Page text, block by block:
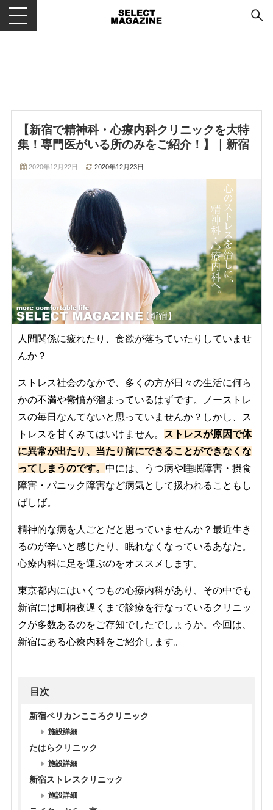
メニューを開閉する
【新宿で精神科・心療内科クリニックを大特
集！専門医がいる所のみをご紹介！】｜新宿
2020年12月22日 2020年12月23日
人間関係に疲れたり、食欲が落ちていたりしていませ
んか？
ストレス社会のなかで、多くの方が日々の生活に何ら
かの不満や鬱憤が溜まっているはずです。ノーストレ
スの毎日なんてないと思っていませんか？しかし、ス
トレスを甘くみてはいけません。
ストレスが原因で体
に異常が出たり、当たり前にできることができなくな
ってしまうのです。 中には、うつ病や睡眠障害・摂食
障害・パニック障害など病気として扱われることもし
ばしば。
精神的な病を人ごとだと思っていませんか？最近生き
るのが辛いと感じたり、眠れなくなっているあなた。
心療内科に足を運ぶのをオススメします。
東京都内にはいくつもの心療内科があり、その中でも
新宿には町柄夜遅くまで診療を行なっているクリニッ
クが多数あるのをご存知でしたでしょうか。今回は、
新宿にある心療内科をご紹介します。
目次
新宿ペリカンこころクリニック
施設詳細
たはらクリニック
施設詳細
新宿ストレスクリニック
施設詳細